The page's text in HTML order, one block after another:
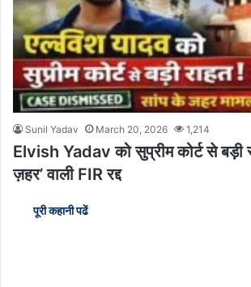
Sunil Yadav March 20, 2026 1,214
Elvish Yadav को सुप्रीम कोर्ट से बड़ी
ज़हर’ वाली FIR रद्द
पूरी कहानी पढें